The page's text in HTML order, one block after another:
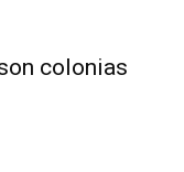
colonias